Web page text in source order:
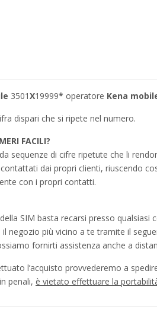
3501X19999* operatore Kena
dispari che si ripete nel numero.
FACILI?
sequenze di cifre ripetute che li
dai propri clienti, riuscendo
con i propri contatti.
SIM basta recarsi presso
il negozio più vicino a te tramite il
fornirti assistenza anche a
l’acquisto provvederemo a
penali, è vietato effettuare la